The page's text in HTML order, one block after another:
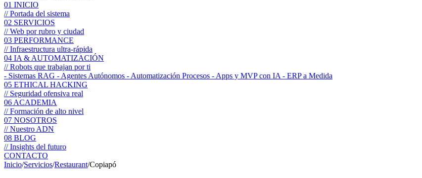
01 INICIO
// Portada del sistema
02 SERVICIOS
// Web por rubro y ciudad
03 PERFORMANCE
// Infraestructura ultra-rápida
04 IA & AUTOMATIZACIÓN
// Robots que trabajan por ti
- Sistemas RAG - Agentes Autónomos - Automatización Procesos - Apps y MVP con IA - ERP a Medida
05 ETHICAL HACKING
// Seguridad ofensiva real
06 ACADEMIA
// Formación de alto nivel
07 NOSOTROS
// Nuestro ADN
08 BLOG
// Insights del futuro
CONTACTO
Inicio/Servicios/Restaurant/Copiapó